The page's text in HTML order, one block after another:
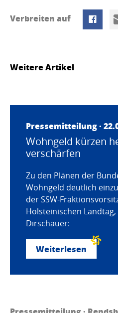
Verbreiten auf
Weitere Artikel
Pressemitteilung ·
Wohngeld kürzen
verschärfen
Zu den Plänen der
Wohngeld deutlich
der SSW-
Holsteinischen
Dirschauer:
Weiterlesen